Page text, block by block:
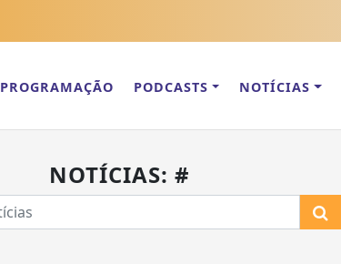
PROGRAMAÇÃO PODCASTS NOTÍCIAS
NOTÍCIAS: #